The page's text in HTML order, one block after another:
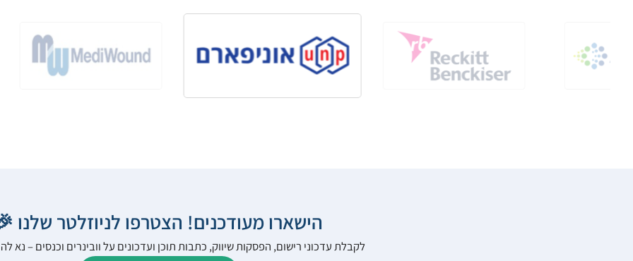
הישארו מעודכנים! הצטרפו לניוזלטר שלנו
לקבלת עדכוני רישום, הפסקות שיווק, כתבות תוכן ועדכונים על וובינרים וכנסים – נא